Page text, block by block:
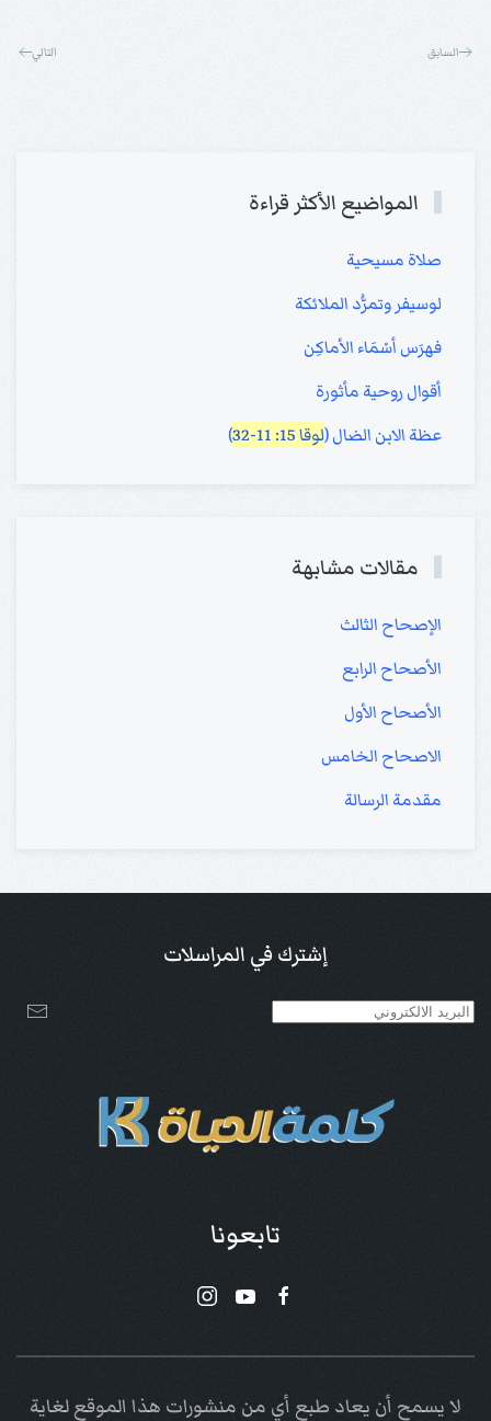
السابق التالي
المواضيع الأكثر قراءة
صلاة مسيحية
لوسيفر وتمرُّد الملائكة
فهرَس أسْمَاء الأماكِن
أقوال روحية مأثورة
عظة الابن الضال (لوقا 15: 11-32 )
مقالات مشابهة
الإصحاح الثالث
الأصحاح الرابع
الأصحاح الأول
الاصحاح الخامس
مقدمة الرسالة
إشترك في المراسلات
تابعونا
لا يسمح أن يعاد طبع أي من منشورات هذا الموقع لغاية